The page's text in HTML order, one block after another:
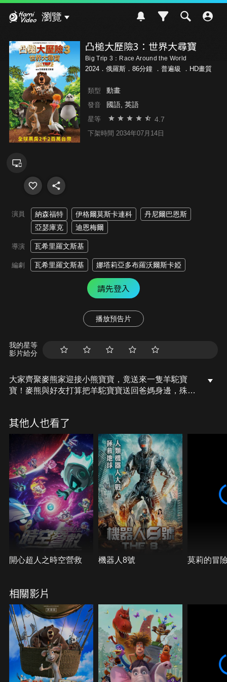
瀏覽
凸槌大歷險3：世界大尋寶
Big Trip 3：Race Around the World
2024．俄羅斯．86分鐘 ． 普遍級 ．HD畫質
類型 動畫
發音 國語, 英語
星等 4.7
下架時間 2034年07月14日
演員 納森福特 伊格爾莫斯卡連科
丹尼爾巴恩斯
亞瑟庫克
迪恩梅爾
導演 瓦希里羅文斯基
編劇 瓦希里羅文斯基 娜塔莉亞多布羅沃爾斯卡婭
請先登入
播放預告片
我的星等
影片給分
大家齊聚麥熊家迎接小熊寶寶，竟送來一隻羊駝寶
寶！麥熊與好友打算把羊駝寶寶送回爸媽身邊，殊不
袤草原、非洲吉力馬札羅山和中東浩瀚沙漠，最終來
到中國！小熊寶寶究竟在哪裡？一家團圓的希望能實
其他人也看了
開心超人之時空營救 機器人8號 莫莉的冒
相關影片